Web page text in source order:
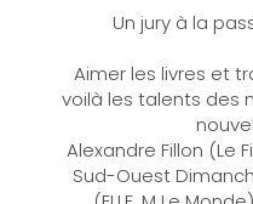
Un jury à la
Aimer les livres et
voilà les talents des
Alexandre Fillon (Le
Sud-Ouest